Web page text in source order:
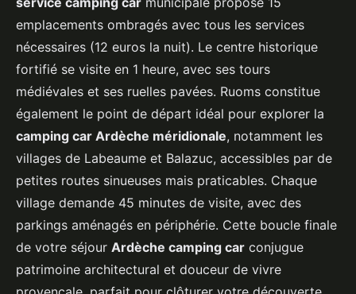
emplacements ombragés avec tous les services
nécessaires (12 euros la nuit). Le centre historique
fortifié se visite en 1 heure, avec ses tours
médiévales et ses ruelles pavées. Ruoms constitue
également le point de départ idéal pour explorer la
camping car Ardèche méridionale, notamment les
villages de Labeaume et Balazuc, accessibles par de
petites routes sinueuses mais praticables. Chaque
village demande 45 minutes de visite, avec des
parkings aménagés en périphérie. Cette boucle finale
de votre séjour Ardèche camping car conjugue
patrimoine architectural et douceur de vivre